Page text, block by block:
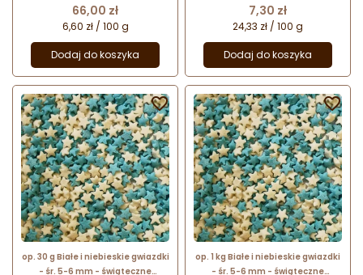
Cena
66,00 zł
6,60 zł / 100 g
Dodaj do koszyka
dekoracyjna
Cena
7,30 zł
24,33 zł / 100 g
Dodaj do koszyka
op. 30 g Białe i niebieskie gwiazdki
- śr. 5-6 mm - świąteczne

op. 1 kg Białe i niebieskie gwiazdki
- śr. 5-6 mm - świąteczne
